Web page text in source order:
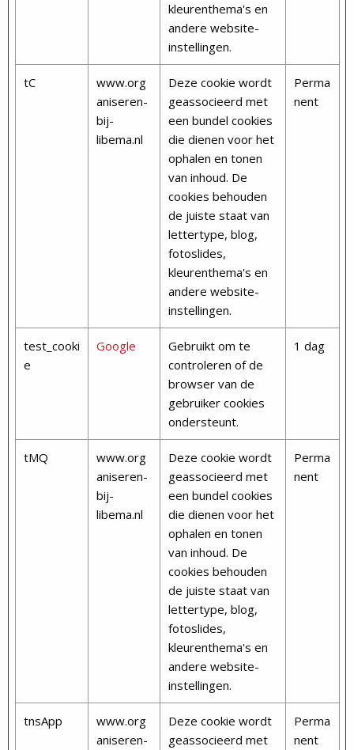
kleurenthema's en
andere website-
instellingen.
tC
www.org
aniseren-
bij-
libema.nl
Deze cookie wordt
geassocieerd met
een bundel cookies
die dienen voor het
ophalen en tonen
van inhoud. De
cookies behouden
de juiste staat van
lettertype, blog,
fotoslides,
kleurenthema's en
andere website-
instellingen.
Perma
nent
test_cooki
e
Google
Gebruikt om te
controleren of de
browser van de
gebruiker cookies
ondersteunt.
1 dag
tMQ
www.org
aniseren-
bij-
libema.nl
Deze cookie wordt
geassocieerd met
een bundel cookies
die dienen voor het
ophalen en tonen
van inhoud. De
cookies behouden
de juiste staat van
lettertype, blog,
fotoslides,
kleurenthema's en
andere website-
instellingen.
Perma
nent
tnsApp
www.org
aniseren-
Deze cookie wordt
geassocieerd met
Perma
nent